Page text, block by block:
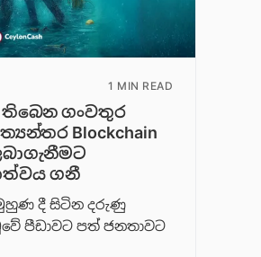
1 MIN READ
තිබෙන ගංවතුර
Blockchain
ග​නී
මුහුණ දී සිටින දරුණු
පීඩාවට පත් ජනතාවට